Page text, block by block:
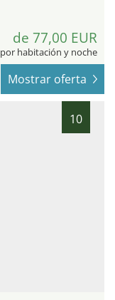
de 77,00 EUR
por habitación y noche
Mostrar oferta
10